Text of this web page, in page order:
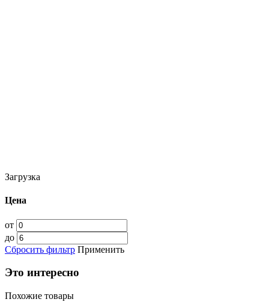
Загрузка
Цена
от
до
Сбросить фильтр Применить
Это интересно
Похожие товары